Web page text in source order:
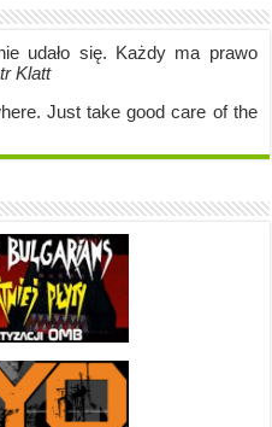
udało się. Każdy ma prawo
Klatt
Just take good care of the